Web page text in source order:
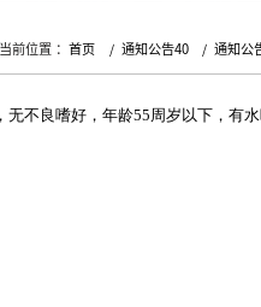
当前位置 ：首页 通知公告40 通知公
无不良嗜好，年龄55周岁以下，有